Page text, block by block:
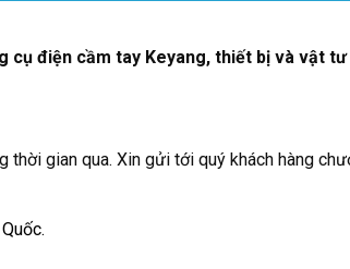
cụ điện cầm tay Keyang, thiết bị và vật tư
thời gian qua. Xin gửi tới quý khách hàng